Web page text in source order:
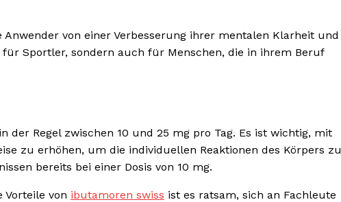
von einer Verbesserung ihrer mentalen Klarheit und
Sportler, sondern auch für Menschen, die in ihrem Beruf
der Regel zwischen 10 und 25 mg pro Tag. Es ist wichtig, mit
zu erhöhen, um die individuellen Reaktionen des Körpers zu
bereits bei einer Dosis von 10 mg.
von ibutamoren swiss ist es ratsam, sich an Fachleute